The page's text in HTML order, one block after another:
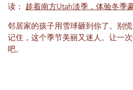
读： 趁着南方Utah淡季，体验冬季
邻居家的孩子用雪球砸到你了。别
记住，这个季节美丽又迷人。让一
吧。